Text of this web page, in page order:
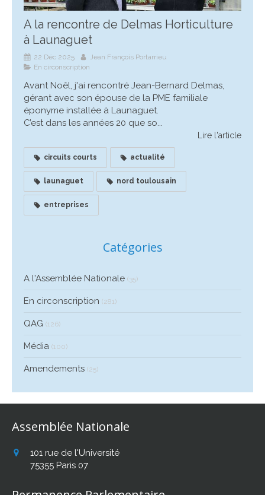
A la rencontre de Delmas Horticulture
à Launaguet
22 Déc 2025
Jean François Portarrieu
En circonscription
Avant Noêl, j'ai rencontré Jean-Bernard Delmas,
gérant avec son épouse de la PME familiale
éponyme installée à Launaguet.
C’est dans les années 20 que so...
Lire l'article
circuits courts actualité
launaguet nord toulousain
entreprises
Catégories
A l'Assemblée Nationale (35)
En circonscription (281)
QAG (126)
Média (100)
Amendements (25)
Assemblée Nationale
101 rue de l'Université
75355 Paris 07